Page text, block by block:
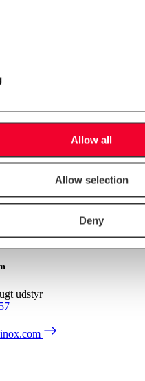
Allow all
Allow selection
Deny
2014
ø 800mm/900mm – sh
udstyr